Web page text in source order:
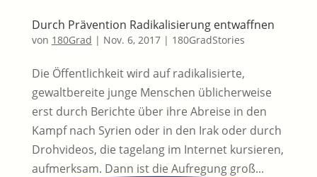
Durch Prävention Radikalisierung entwaffnen
von 180Grad | Nov. 6, 2017| 180GradStories
Die Öffentlichkeit wird auf radikalisierte,
gewaltbereite junge Menschen üblicherweise
erst durch Berichte über ihre Abreise in den
Kampf nach Syrien oder in den Irak oder durch
Drohvideos, die tagelang im Internet kursieren,
aufmerksam. Dann ist die Aufregung groß...